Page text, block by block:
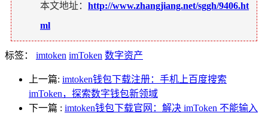
本文地址： http://www.zhangjiang.net/sggh/9406.ht
ml
标签： imtoken imToken 数字资产
上一篇: imtoken钱包下载注册：手机上百度搜索
imToken，探索数字钱包新领域
下一篇 : imtoken钱包下载官网：解决 imToken 不能输入